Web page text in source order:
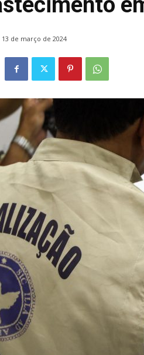
13 de março de 2024